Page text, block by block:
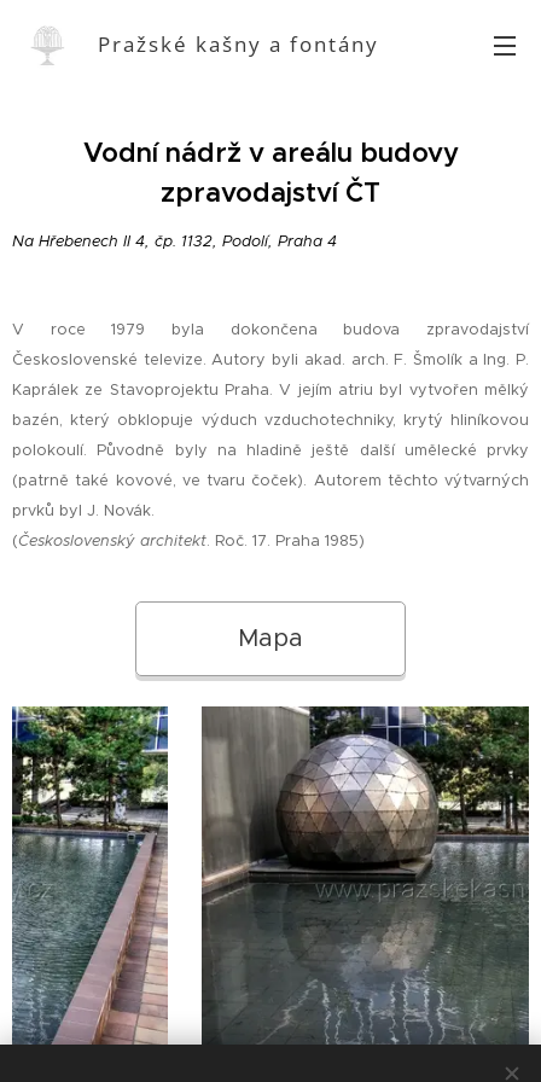
Pražské kašny a fontány
Vodní nádrž v areálu budovy
zpravodajství ČT
Na Hřebenech II 4, čp. 1132, Podolí, Praha 4
V roce 1979 byla dokončena budova zpravodajství
Československé televize. Autory byli akad. arch. F. Šmolík a Ing. P.
Kaprálek ze Stavoprojektu Praha. V jejím atriu byl vytvořen mělký
bazén, který obklopuje výduch vzduchotechniky, krytý hliníkovou
polokoulí. Původně byly na hladině ještě další umělecké prvky
(patrně také kovové, ve tvaru čoček). Autorem těchto výtvarných
prvků byl J. Novák.
(Československý architekt. Roč. 17. Praha 1985)
Mapa